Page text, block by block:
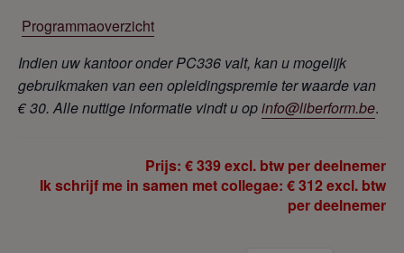
Programmaoverzicht
Indien uw kantoor onder PC336 valt, kan u mogelijk
gebruikmaken van een opleidingspremie ter waarde van
€ 30. Alle nuttige informatie vindt u opinfo@liberform.be.
Prijs: € 339 excl. btw per deelnemer
Ik schrijf me in samen met collegae: € 312 excl. btw
per deelnemer